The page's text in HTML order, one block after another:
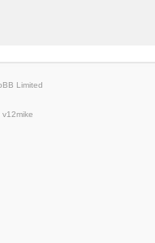
Limited